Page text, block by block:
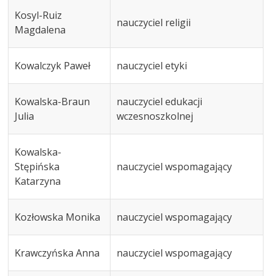
Kosyl-Ruiz
Magdalena
nauczyciel religii
Kowalczyk Paweł nauczyciel etyki
Kowalska-Braun
Julia
nauczyciel edukacji
wczesnoszkolnej
Kowalska-
Stępińska
Katarzyna
nauczyciel wspomagający
Kozłowska Monika nauczyciel wspomagający
Krawczyńska Anna nauczyciel wspomagający